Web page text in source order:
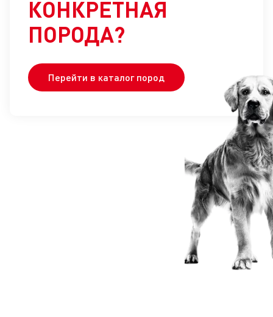
КОНКРЕТНАЯ
ПОРОДА?
Перейти в каталог пород